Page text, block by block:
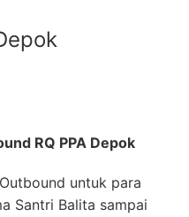
RQ PPA Depok
untuk para
Santri Balita sampai